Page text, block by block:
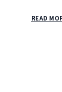
READ